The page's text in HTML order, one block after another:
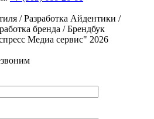
/ Разработка Айдентики /
бренда / Брендбук
Медиа сервис" 2026